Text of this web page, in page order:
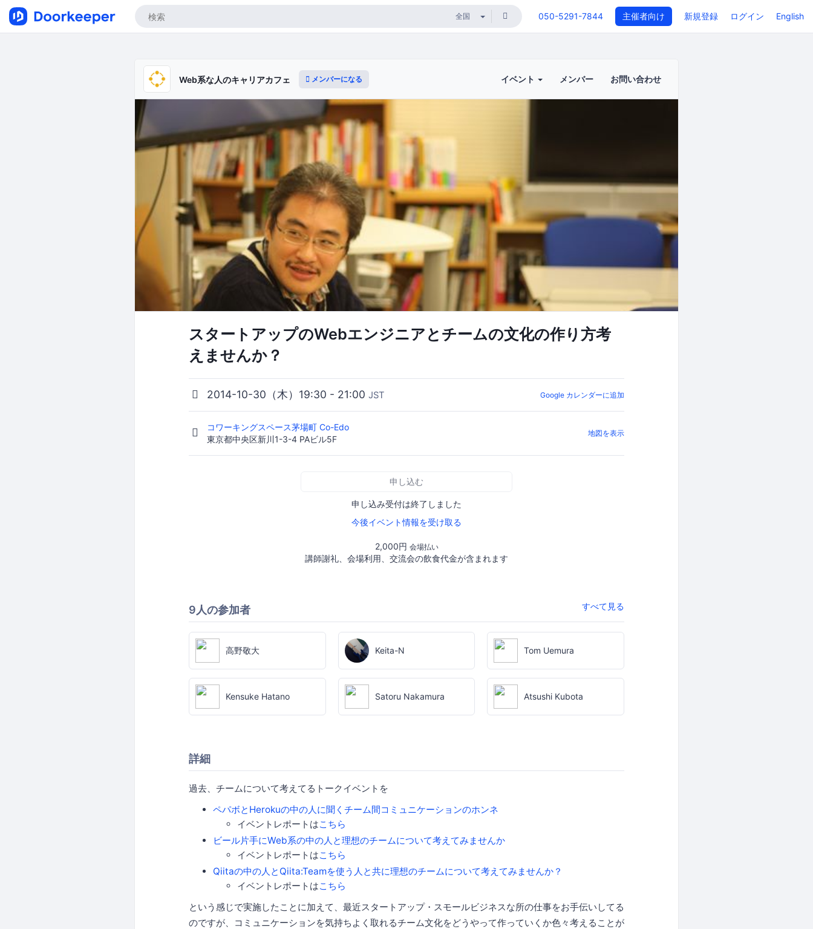
050-5291-7844 主催者向け 新規登録 ログイン English
Web系な人のキャリアカフェ メンバーになる イベント メンバー お問い合わせ
スタートアップのWebエンジニアとチームの文化の作り方考
えませんか？
2014-10-30（木）19:30 - 21:00 JST Google カレンダーに追加
コワーキングスペース茅場町 Co-Edo
東京都中央区新川1-3-4 PAビル5F
地図を表示
申し込む
申し込み受付は終了しました
今後イベント情報を受け取る
2,000円 会場払い
講師謝礼、会場利用、交流会の飲食代金が含まれます
9人の参加者 すべて見る
高野敬大 Keita-N Tom Uemura
Kensuke Hatano Satoru Nakamura Atsushi Kubota
詳細
過去、チームについて考えてるトークイベントを
ペパボとHerokuの中の人に聞くチーム間コミュニケーションのホンネ
イベントレポートはこちら
ビール片手にWeb系の中の人と理想のチームについて考えてみませんか
イベントレポートはこちら
Qiitaの中の人とQiita:Teamを使う人と共に理想のチームについて考えてみませんか？
イベントレポートはこちら
という感じで実施したことに加えて、最近スタートアップ・スモールビジネスな所の仕事をお手伝いしてる
のですが、コミュニケーションを気持ちよく取れるチーム文化をどうやって作っていくか色々考えることが